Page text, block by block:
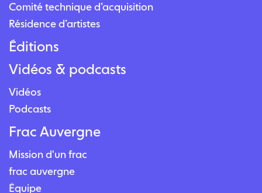
Comité technique d’acquisition
Résidence d’artistes
Éditions
Vidéos & podcasts
Vidéos
Podcasts
Frac Auvergne
Mission d'un frac
frac auvergne
Équipe